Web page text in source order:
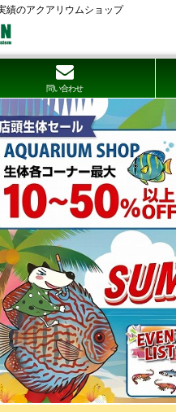
績のアクアリウムショップ
問い合わせ